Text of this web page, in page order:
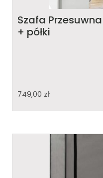
Szafa
+ półki
749,00 zł